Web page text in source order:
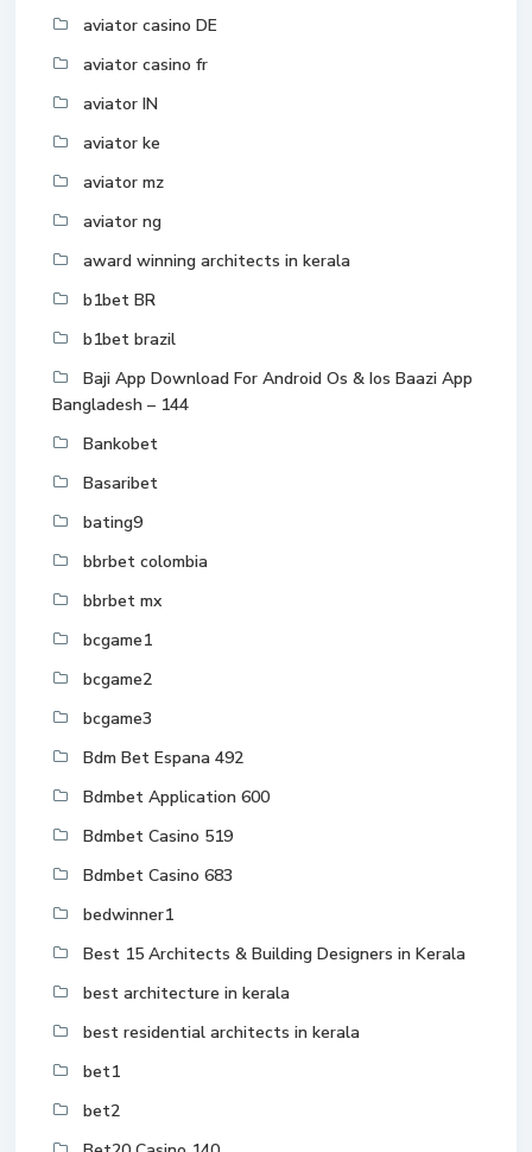
aviator casino DE
aviator casino fr
aviator IN
aviator ke
aviator mz
aviator ng
award winning architects in kerala
b1bet BR
b1bet brazil
Baji App Download For Android Os & Ios Baazi App
Bangladesh – 144
Bankobet
Basaribet
bating9
bbrbet colombia
bbrbet mx
bcgame1
bcgame2
bcgame3
Bdm Bet Espana 492
Bdmbet Application 600
Bdmbet Casino 519
Bdmbet Casino 683
bedwinner1
Best 15 Architects & Building Designers in Kerala
best architecture in kerala
best residential architects in kerala
bet1
bet2